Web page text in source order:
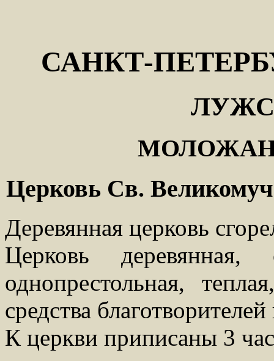
САНКТ-
Церковь Св.
Деревянная церковь
Церковь
однопрестольная,
средства
К церкви приписаны 3